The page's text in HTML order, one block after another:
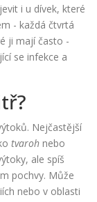
i u dívek, které
- každá čtvrtá
ji mají často -
se infekce a
Nejčastější
tvaroh nebo
ale spíš
pochvy. Může
nebo v oblasti